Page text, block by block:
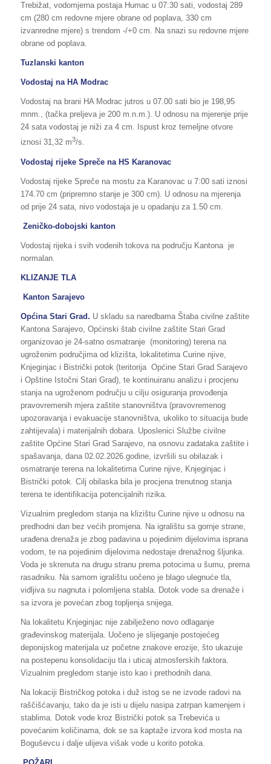
Trebižat, vodomjerna postaja Humac u 07:30 sati, vodostaj 289
cm (280 cm redovne mjere obrane od poplava, 330 cm
izvanredne mjere) s trendom -/+0 cm. Na snazi su redovne mjere
obrane od poplava.
Tuzlanski kanton
Vodostaj na HA Modrac
Vodostaj na brani HA Modrac jutros u 07.00 sati bio je 198,95
mnm., (tačka preljeva je 200 m.n.m.). U odnosu na mjerenje prije
24 sata vodostaj je niži za 4 cm. Ispust kroz temeljne otvore
iznosi 31,32 m3/s.
Vodostaj rijeke Spreče na HS Karanovac
Vodostaj rijeke Spreče na mostu za Karanovac u 7:00 sati iznosi
174.70 cm (pripremno stanje je 300 cm). U odnosu na mjerenja
od prije 24 sata, nivo vodostaja je u opadanju za 1.50 cm.
Zeničko-dobojski kanton
Vodostaj rijeka i svih vodenih tokova na području Kantona je
normalan.
KLIZANJE TLA
Kanton Sarajevo
Općina Stari Grad. U skladu sa naredbama Štaba civilne zaštite
Kantona Sarajevo, Općinski štab civilne zaštite Stari Grad
organizovao je 24-satno osmatranje (monitoring) terena na
ugroženim područjima od klizišta, lokalitetima Curine njive,
Knjeginjac i Bistrički potok (teritorija Općine Stari Grad Sarajevo
i Opštine Istočni Stari Grad), te kontinuiranu analizu i procjenu
stanja na ugroženom području u cilju osiguranja provođenja
pravovremenih mjera zaštite stanovništva (pravovremenog
upozoravanja i evakuacije stanovništva, ukoliko to situacija bude
zahtijevala) i materijalnih dobara. Uposlenici Službe civilne
zaštite Općine Stari Grad Sarajevo, na osnovu zadataka zaštite i
spašavanja, dana 02.02.2026.godine, izvršili su obilazak i
osmatranje terena na lokalitetima Curine njive, Knjeginjac i
Bistrički potok. Cilj obilaska bila je procjena trenutnog stanja
terena te identifikacija potencijalnih rizika.
Vizualnim pregledom stanja na klizištu Curine njive u odnosu na
predhodni dan bez većih promjena. Na igralištu sa gornje strane,
urađena drenaža je zbog padavina u pojedinim dijelovima isprana
vodom, te na pojedinim dijelovima nedostaje drenažnog šljunka.
Voda je skrenuta na drugu stranu prema potocima u šumu, prema
rasadniku. Na samom igralištu uočeno je blago ulegnuće tla,
vidljiva su nagnuta i polomljena stabla. Dotok vode sa drenaže i
sa izvora je povećan zbog topljenja snijega.
Na lokalitetu Knjeginjac nije zabilježeno novo odlaganje
građevinskog materijala. Uočeno je slijeganje postojećeg
deponijskog materijala uz početne znakove erozije, što ukazuje
na postepenu konsolidaciju tla i uticaj atmosferskih faktora.
Vizualnim pregledom stanje isto kao i prethodnih dana.
Na lokaciji Bistričkog potoka i duž istog se ne izvode radovi na
raščišćavanju, tako da je isti u dijelu nasipa zatrpan kamenjem i
stablima. Dotok vode kroz Bistrički potok sa Trebevića u
povećanim količinama, dok se sa kaptaže izvora kod mosta na
Boguševcu i dalje ulijeva višak vode u korito potoka.